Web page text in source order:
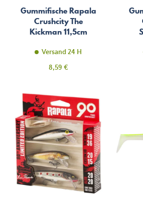
Gummifische Rapala
Crushcity The
Kickman 11,5cm
Versand 24 H
Preis
8,59 €